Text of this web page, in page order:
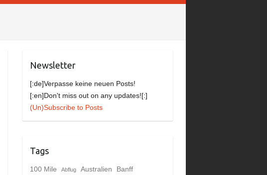
Newsletter
[:de]Verpasse keine neuen Posts!
[:en]Don't miss out on any updates![:]
(Un)Subscribe to Posts
Tags
100 Mile Abflug Australien Banff